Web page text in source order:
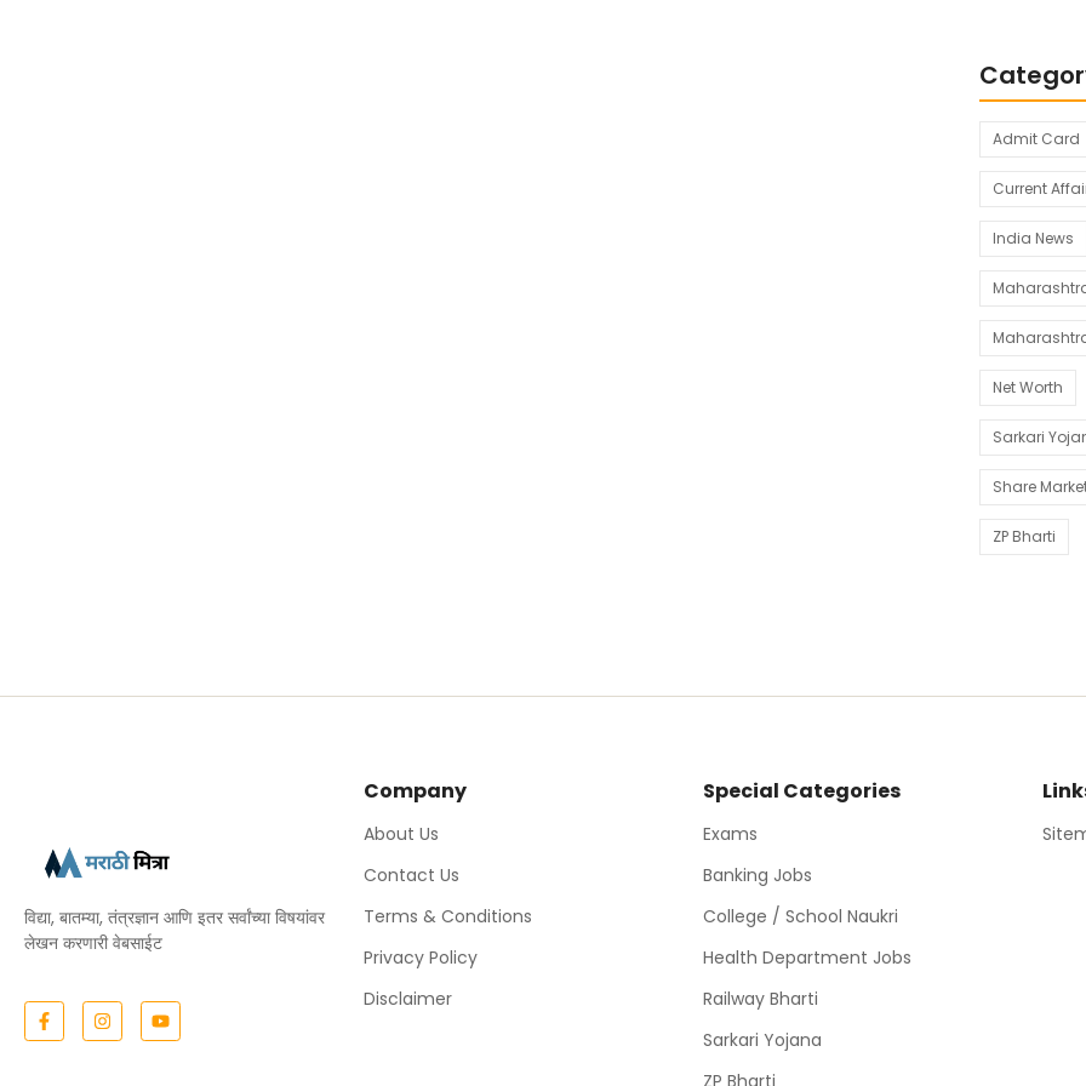
Admit Card
Current
India News
Net Worth
Sarkari
Share
ZP Bharti
विद्या, बातम्या, तंत्रज्ञान आणि इतर सर्वांच्या विषयांवर
लेखन करणारी वेबसाईट
Company
About Us
Contact Us
Terms & Conditions
Privacy Policy
Disclaimer
Special Categories
Exams
Banking Jobs
College / School Naukri
Health Department Jobs
Railway Bharti
Sarkari Yojana
ZP Bharti